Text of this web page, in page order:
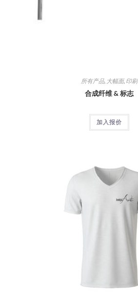
所有产品 大幅面, 印刷
合成纤维 & 标志
加入报价